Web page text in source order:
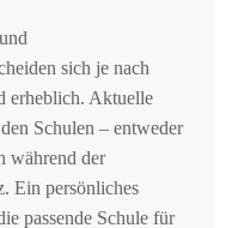
sich je nach
erheblich. Aktuelle
Schulen – entweder
während der
Ein persönliches
passende Schule für